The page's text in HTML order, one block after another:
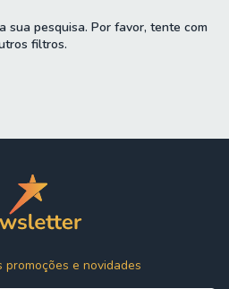
sua pesquisa. Por favor, tente com
filtros.
promoções e novidades